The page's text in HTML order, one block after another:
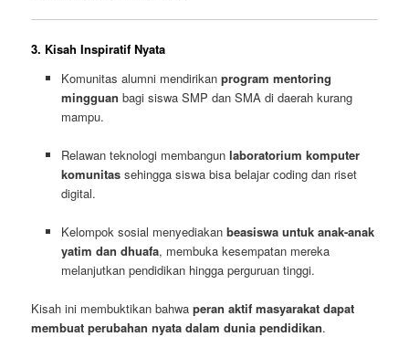
3. Kisah Inspiratif Nyata
Komunitas alumni mendirikan program mentoring
mingguan bagi siswa SMP dan SMA di daerah kurang
mampu.
Relawan teknologi membangun laboratorium komputer
komunitassehingga siswa bisa belajar coding dan riset
digital.
Kelompok sosial menyediakan beasiswa untuk anak-anak
yatim dan dhuafa, membuka kesempatan mereka
melanjutkan pendidikan hingga perguruan tinggi.
Kisah ini membuktikan bahwaperan aktif masyarakat dapat
membuat perubahan nyata dalam dunia pendidikan.